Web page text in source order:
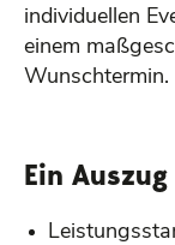
individuellen
einem
Wunschtermin.
Ein